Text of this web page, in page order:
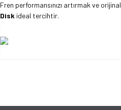
Fren performansınızı artırmak ve
Disk ideal tercihtir.